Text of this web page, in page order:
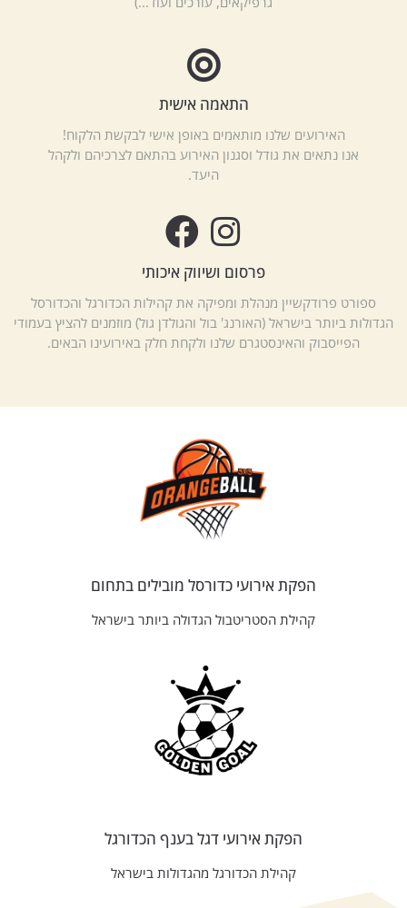
התאמה אישית
האירועים שלנו מותאמים באופן אישי לבקשת הלקוח!
אנו נתאים את גודל וסגנון האירוע בהתאם לצרכיהם ולקהל
היעד.
פרסום ושיווק איכותי
ספורט פרודקשיין מנהלת ומפיקה את קהילות הכדורגל והכדורסל
הגדולות ביותר בישראל (האורנג' בול והגולדן גול) מוזמנים להציץ בעמודי
הפייסבוק והאינסטגרם שלנו ולקחת חלק באירועינו הבאים.
הפקת אירועי כדורסל מובילים בתחום
קהילת הסטריטבול הגדולה ביותר בישראל
הפקת אירועי דגל בענף הכדורגל
קהילת הכדורגל מהגדולות בישראל